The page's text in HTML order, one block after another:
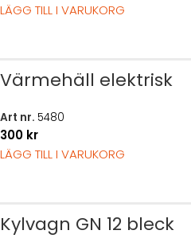
LÄGG TILL I VARUKORG
Värmehäll elektrisk
Art nr. 5480
300 kr
LÄGG TILL I VARUKORG
Kylvagn GN 12 bleck